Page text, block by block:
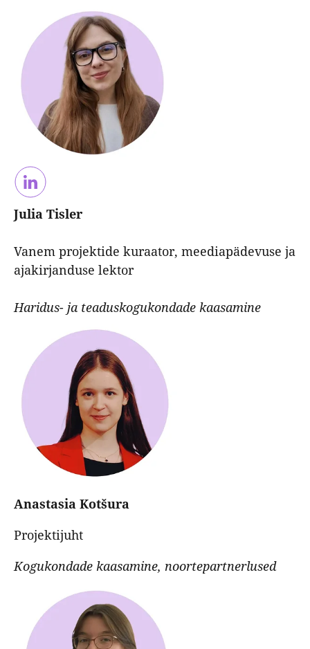
Julia Tisler
Vanem projektide kuraator, meediapädevuse ja
ajakirjanduse lektor
Haridus- ja teaduskogukondade kaasamine
Anastasia Kotšura
Projektijuht
Kogukondade kaasamine, noortepartnerlused